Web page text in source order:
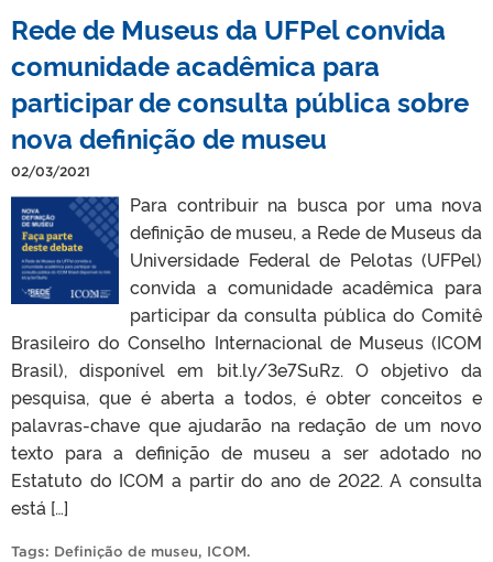
Rede de Museus da UFPel convida
comunidade acadêmica para
participar de consulta pública sobre
nova definição de museu
02/03/2021
Para contribuir na busca por uma nova
definição de museu, a Rede de Museus da
Universidade Federal de Pelotas (UFPel)
convida a comunidade acadêmica para
participar da consulta pública do Comitê
Brasileiro do Conselho Internacional de Museus (ICOM
Brasil), disponível em bit.ly/3e7SuRz. O objetivo da
pesquisa, que é aberta a todos, é obter conceitos e
palavras-chave que ajudarão na redação de um novo
texto para a definição de museu a ser adotado no
Estatuto do ICOM a partir do ano de 2022. A consulta
está […]
Tags: Definição de museu, ICOM.